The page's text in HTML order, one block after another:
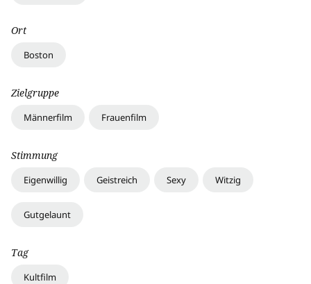
Ort
Boston
Zielgruppe
Männerfilm Frauenfilm
Stimmung
Eigenwillig Geistreich Sexy Witzig
Gutgelaunt
Tag
Kultfilm